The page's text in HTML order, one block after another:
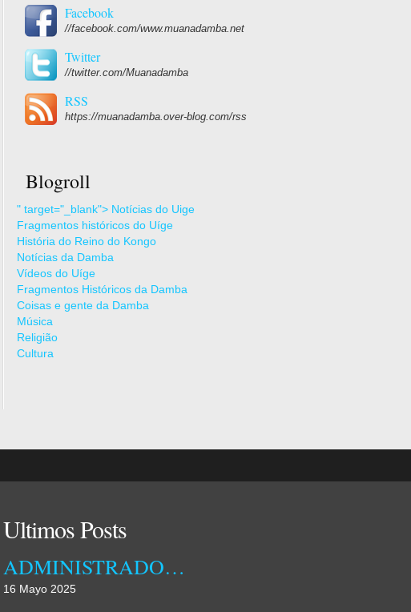
Facebook
//facebook.com/www.muanadamba.net
Twitter
//twitter.com/Muanadamba
RSS
https://muanadamba.over-blog.com/rss
Blogroll
" target="_blank"> Notícias do Uige
Fragmentos históricos do Uíge
História do Reino do Kongo
Notícias da Damba
Vídeos do Uíge
Fragmentos Históricos da Damba
Coisas e gente da Damba
Música
Religião
Cultura
Ultimos Posts
ADMINISTRADORA MUNICIPAL DA DAMBA RECEBEU ONTEM TÉCNICOS DA EMPRESA OSSIYETO
16 Mayo 2025